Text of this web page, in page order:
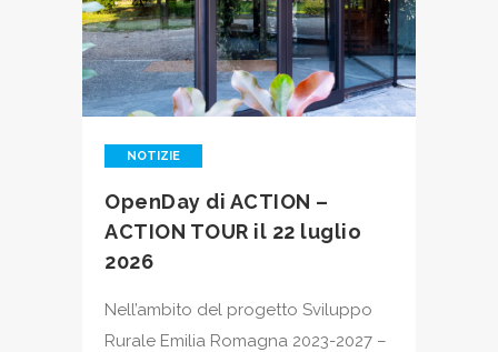
NOTIZIE
OpenDay di ACTION –
ACTION TOUR il 22 luglio
2026
Nell’ambito del progetto Sviluppo
Rurale Emilia Romagna 2023-2027 –